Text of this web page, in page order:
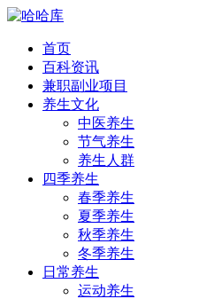
首页
百科资讯
兼职副业项目
养生文化
中医养生
节气养生
养生人群
四季养生
春季养生
夏季养生
秋季养生
冬季养生
日常养生
运动养生